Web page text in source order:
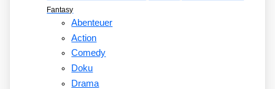
Fantasy
Abenteuer
Action
Comedy
Doku
Drama